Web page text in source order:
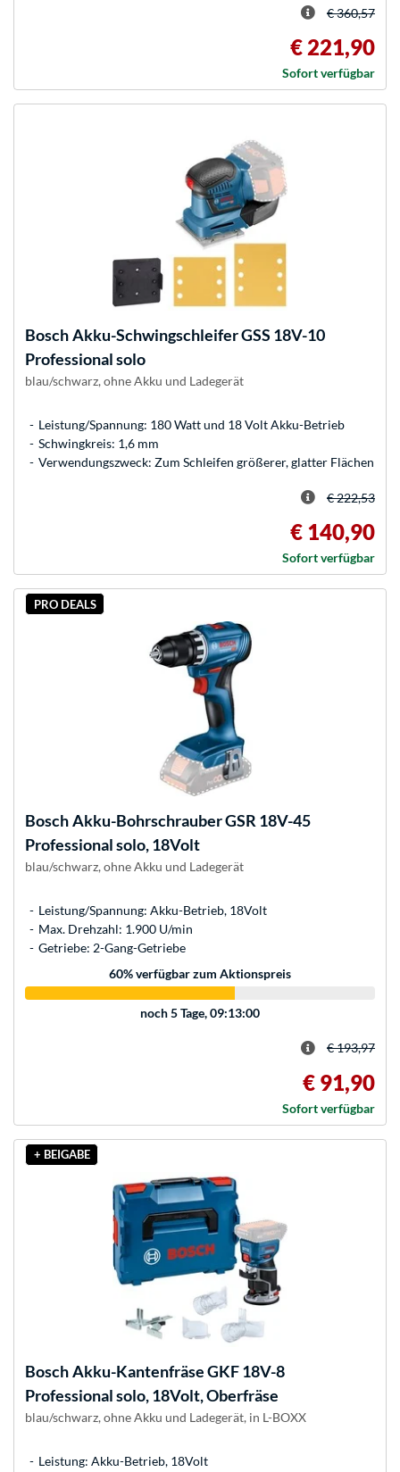
€ 360,57
€ 221,90
Sofort verfügbar
BoschAkku-Schwingschleifer GSS 18V-10
Professional solo
blau/schwarz, ohne Akku und Ladegerät
Leistung/Spannung: 180 Watt und 18 Volt Akku-Betrieb
Schwingkreis: 1,6 mm
Verwendungszweck: Zum Schleifen größerer, glatter Flächen
€ 222,53
€ 140,90
Sofort verfügbar
PRO DEALS
BoschAkku-Bohrschrauber GSR 18V-45
Professional solo, 18Volt
blau/schwarz, ohne Akku und Ladegerät
Leistung/Spannung: Akku-Betrieb, 18Volt
Max. Drehzahl: 1.900 U/min
Getriebe: 2-Gang-Getriebe
60% verfügbar zum Aktionspreis
noch5 Tage, 09:13:00
€ 193,97
€ 91,90
Sofort verfügbar
+ BEIGABE
BoschAkku-Kantenfräse GKF 18V-8
Professional solo, 18Volt, Oberfräse
blau/schwarz, ohne Akku und Ladegerät, in L-BOXX
Leistung: Akku-Betrieb, 18Volt